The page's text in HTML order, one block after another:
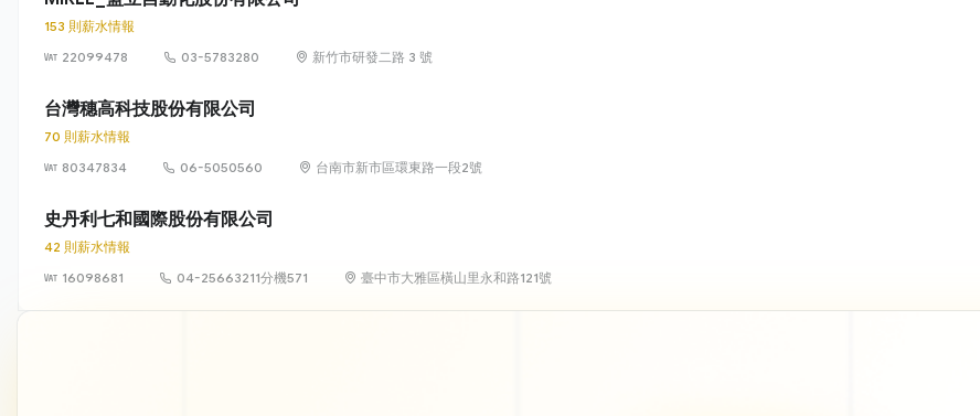
153 則薪水情報
22099478
03-5783280 新竹市研發二路 3 號
台灣穗高科技股份有限公司
70 則薪水情報
80347834
06-5050560 台南市新市區環東路一段2號
史丹利七和國際股份有限公司
42 則薪水情報
16098681
04-25663211分機571 臺中市大雅區橫山里永和路121號